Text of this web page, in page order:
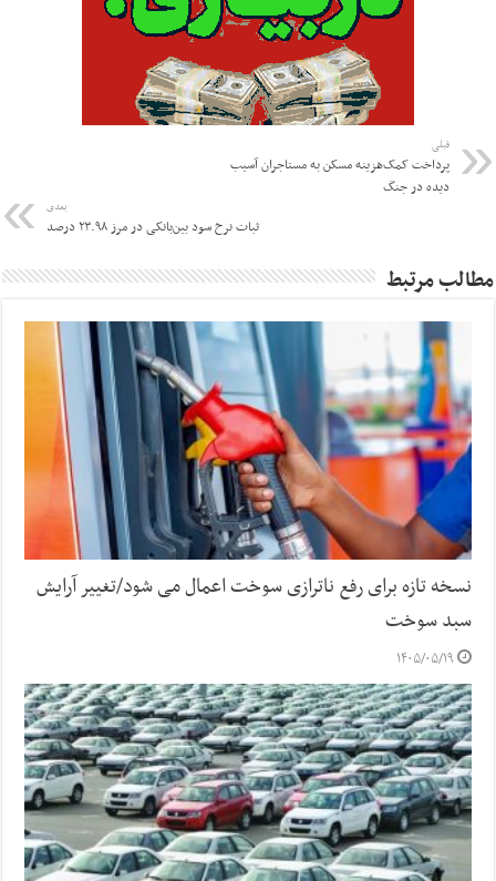
قبلی
پرداخت کمک‌هزینه مسکن به مستاجران آسیب
دیده در جنگ
بعدی
ثبات نرخ سود بین‌بانکی در مرز ۲۳.۹۸ درصد
مطالب مرتبط
نسخه تازه برای رفع ناترازی سوخت اعمال می شود/تغییر آرایش
سبد سوخت
۱۴۰۵/۰۵/۱۹